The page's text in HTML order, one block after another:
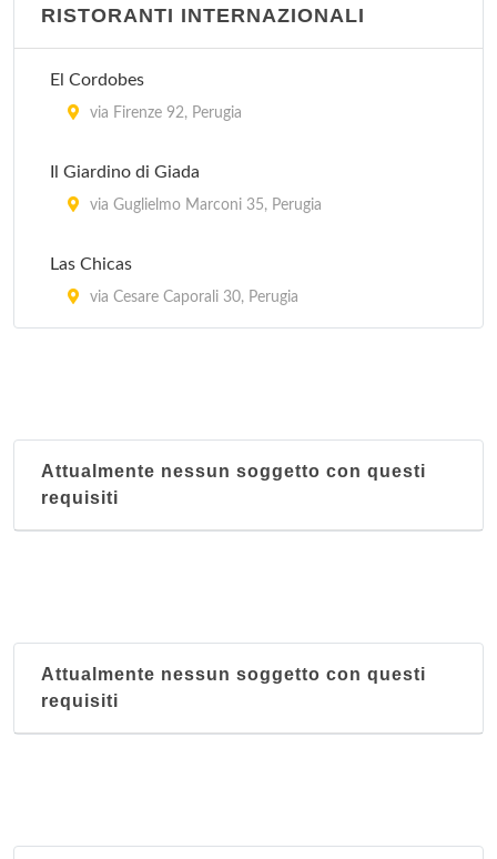
RISTORANTI INTERNAZIONALI
El Cordobes
via Firenze 92, Perugia
Il Giardino di Giada
via Guglielmo Marconi 35, Perugia
Las Chicas
via Cesare Caporali 30, Perugia
Attualmente nessun soggetto con questi
requisiti
Attualmente nessun soggetto con questi
requisiti